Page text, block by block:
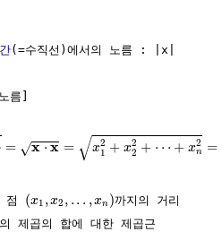
(=수직선)에서의 노름 : |x|
름]
= √x⋅x = √x2
1 + x2
2 + ⋯ + x2
n =
점 (x1 , x2 , . . . , xn )까지의 거리
제곱의 합에 대한 제곱근